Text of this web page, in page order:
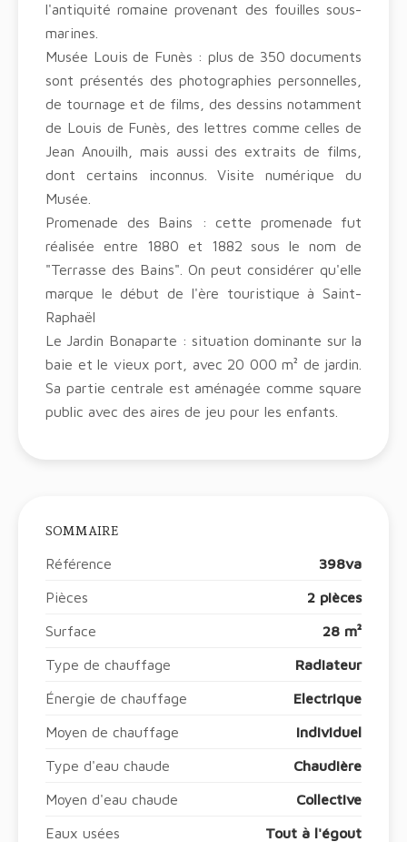
l'antiquité romaine provenant des fouilles sous-
marines.
Musée Louis de Funès : plus de 350 documents
sont présentés des photographies personnelles,
de tournage et de films, des dessins notamment
de Louis de Funès, des lettres comme celles de
Jean Anouilh, mais aussi des extraits de films,
dont certains inconnus. Visite numérique du
Musée.
Promenade des Bains : cette promenade fut
réalisée entre 1880 et 1882 sous le nom de
"Terrasse des Bains". On peut considérer qu'elle
marque le début de l'ère touristique à Saint-
Raphaël
Le Jardin Bonaparte : situation dominante sur la
baie et le vieux port, avec 20 000 m² de jardin.
Sa partie centrale est aménagée comme square
public avec des aires de jeu pour les enfants.
SOMMAIRE
Référence 398va
Pièces 2 pièces
Surface 28 m²
Type de chauffage Radiateur
Énergie de chauffage Electrique
Moyen de chauffage Individuel
Type d'eau chaude Chaudière
Moyen d'eau chaude Collective
Eaux usées Tout à l'égout